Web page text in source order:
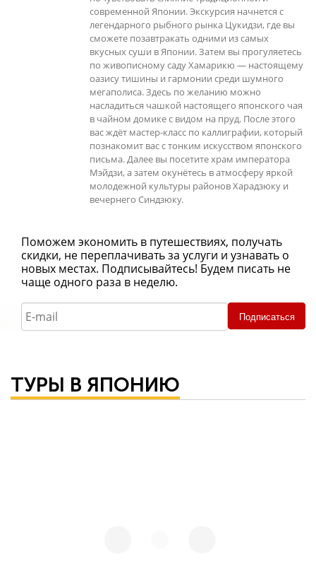
современной Японии. Экскурсия начнется с
легендарного рыбного рынка Цукидзи, где вы
сможете позавтракать одними из самых
вкусных суши в Японии. Затем вы прогуляетесь
по живописному саду Хамарикю — настоящему
оазису тишины и гармонии среди шумного
мегаполиса. Здесь по желанию можно
насладиться чашкой настоящего японского чая
в чайном домике с видом на пруд. После этого
вас ждёт мастер-класс по каллиграфии, который
познакомит вас с тонким искусством японского
письма. Далее вы посетите храм императора
Мэйдзи, а затем окунётесь в атмосферу яркой
молодежной культуры районов Харадзюку и
вечернего Синдзюку.
Поможем экономить в путешествиях, получать
скидки, не переплачивать за услуги и узнавать о
новых местах. Подписывайтесь! Будем писать не
чаще одного раза в неделю.
Подписаться
ТУРЫ В ЯПОНИЮ